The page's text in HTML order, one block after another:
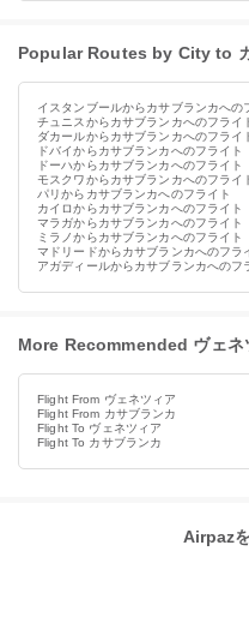
Popular Routes by City to
イスタンブールからカサブランカへの
チュニスからカサブランカへのフライ
ダカールからカサブランカへのフライ
ドバイからカサブランカへのフライト
ドーハからカサブランカへのフライト
モスクワからカサブランカへのフライ
パリからカサブランカへのフライト
カイロからカサブランカへのフライト
マラガからカサブランカへのフライト
ミラノからカサブランカへのフライト
マドリードからカサブランカへのフラ
アガディールからカサブランカへのフ
More Recommended ヴェ
Flight From ヴェネツィア
Flight From カサブランカ
Flight To ヴェネツィア
Flight To カサブランカ
Airpaz